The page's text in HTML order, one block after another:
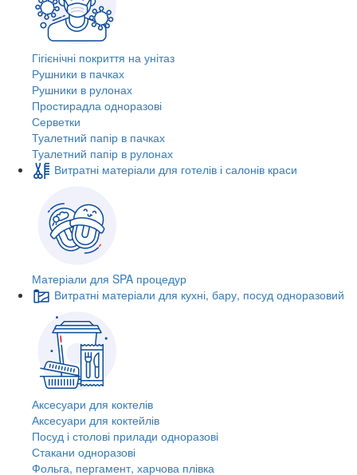
Гігієнічні покриття на унітаз
Рушники в пачках
Рушники в рулонах
Простирадла одноразові
Серветки
Туалетний папір в пачках
Туалетний папір в рулонах
Витратні матеріали для готелів і салонів краси
Матеріали для SPA процедур
Витратні матеріали для кухні, бару, посуд одноразовий
Аксесуари для коктелів
Аксесуари для коктейлів
Посуд і столові прилади одноразові
Стакани одноразові
Фольга, пергамент, харчова плівка